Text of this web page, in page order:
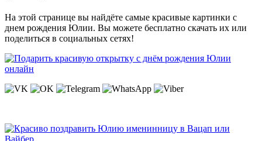
На этой странице вы найдёте самые красивые картинки с
днем рождения Юлии. Вы можете бесплатно скачать их или
поделиться в социальных сетях!